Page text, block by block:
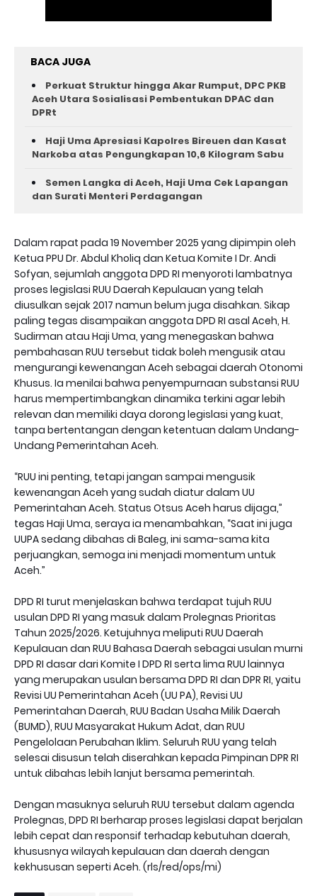
BACA JUGA
Perkuat Struktur hingga Akar Rumput, DPC PKB
Aceh Utara Sosialisasi Pembentukan DPAC dan
DPRt
Haji Uma Apresiasi Kapolres Bireuen dan Kasat
Narkoba atas Pengungkapan 10,6 Kilogram Sabu
Semen Langka di Aceh, Haji Uma Cek Lapangan
dan Surati Menteri Perdagangan
Dalam rapat pada 19 November 2025 yang dipimpin oleh
Ketua PPU Dr. Abdul Kholiq dan Ketua Komite I Dr. Andi
Sofyan, sejumlah anggota DPD RI menyoroti lambatnya
proses legislasi RUU Daerah Kepulauan yang telah
diusulkan sejak 2017 namun belum juga disahkan. Sikap
paling tegas disampaikan anggota DPD RI asal Aceh, H.
Sudirman atau Haji Uma, yang menegaskan bahwa
pembahasan RUU tersebut tidak boleh mengusik atau
mengurangi kewenangan Aceh sebagai daerah Otonomi
Khusus. Ia menilai bahwa penyempurnaan substansi RUU
harus mempertimbangkan dinamika terkini agar lebih
relevan dan memiliki daya dorong legislasi yang kuat,
tanpa bertentangan dengan ketentuan dalam Undang-
Undang Pemerintahan Aceh.
“RUU ini penting, tetapi jangan sampai mengusik
kewenangan Aceh yang sudah diatur dalam UU
Pemerintahan Aceh. Status Otsus Aceh harus dijaga,”
tegas Haji Uma, seraya ia menambahkan, “Saat ini juga
UUPA sedang dibahas di Baleg, ini sama-sama kita
perjuangkan, semoga ini menjadi momentum untuk
Aceh.”
DPD RI turut menjelaskan bahwa terdapat tujuh RUU
usulan DPD RI yang masuk dalam Prolegnas Prioritas
Tahun 2025/2026. Ketujuhnya meliputi RUU Daerah
Kepulauan dan RUU Bahasa Daerah sebagai usulan murni
DPD RI dasar dari Komite I DPD RI serta lima RUU lainnya
yang merupakan usulan bersama DPD RI dan DPR RI, yaitu
Revisi UU Pemerintahan Aceh (UU PA), Revisi UU
Pemerintahan Daerah, RUU Badan Usaha Milik Daerah
(BUMD), RUU Masyarakat Hukum Adat, dan RUU
Pengelolaan Perubahan Iklim. Seluruh RUU yang telah
selesai disusun telah diserahkan kepada Pimpinan DPR RI
untuk dibahas lebih lanjut bersama pemerintah.
Dengan masuknya seluruh RUU tersebut dalam agenda
Prolegnas, DPD RI berharap proses legislasi dapat berjalan
lebih cepat dan responsif terhadap kebutuhan daerah,
khususnya wilayah kepulauan dan daerah dengan
kekhususan seperti Aceh. (rls/red/ops/mi)